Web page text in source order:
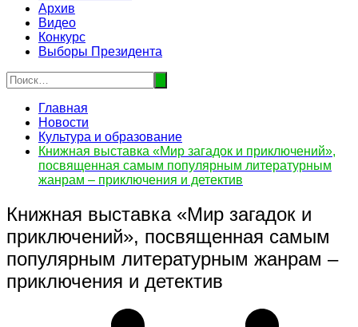
Архив
Видео
Конкурс
Выборы Президента
Главная
Новости
Культура и образование
Книжная выставка «Мир загадок и приключений»,
посвященная самым популярным литературным
жанрам – приключения и детектив
Книжная выставка «Мир загадок и
приключений», посвященная самым
популярным литературным жанрам –
приключения и детектив